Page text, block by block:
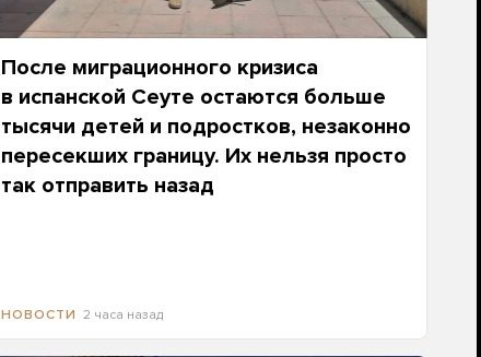
После миграционного кризиса
в испанской Сеуте остаются больше
тысячи детей и подростков, незаконно
пересекших границу. Их нельзя просто
так отправить назад
НОВОСТИ 2 часа назад